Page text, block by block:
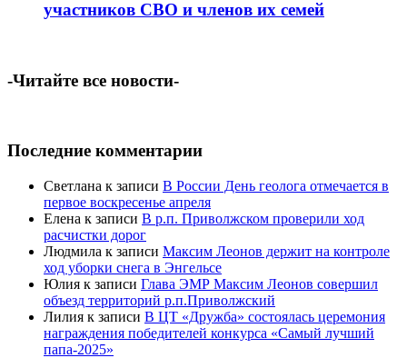
участников СВО и членов их семей
-Читайте все новости-
Последние комментарии
Светлана к записи В России День геолога отмечается в
первое воскресенье апреля
Елена к записи В р.п. Приволжском проверили ход
расчистки дорог
Людмила к записи Максим Леонов держит на контроле
ход уборки снега в Энгельсе
Юлия к записи Глава ЭМР Максим Леонов совершил
объезд территорий р.п.Приволжский
Лилия к записи В ЦТ «Дружба» состоялась церемония
награждения победителей конкурса «Самый лучший
папа-2025»